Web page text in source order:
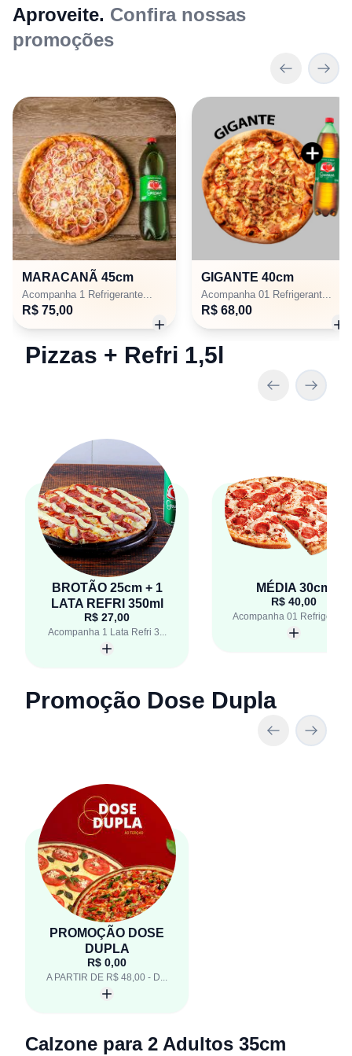
Aproveite. Confira nossas
promoções
MARACANÃ 45cm
Acompanha 1 Refrigerante...
R$ 75,00
GIGANTE 40cm
Acompanha 01 Refrigerant...
R$ 68,00
Pizzas + Refri 1,5l
BROTÃO 25cm + 1
LATA REFRI 350ml
R$ 27,00
Acompanha 1 Lata Refri 3...
MÉDIA 30cm
R$ 40,00
Acompanha 01
Promoção Dose Dupla
PROMOÇÃO DOSE
DUPLA
R$ 0,00
A PARTIR DE R$ 48,00 - D...
Calzone para 2 Adultos 35cm